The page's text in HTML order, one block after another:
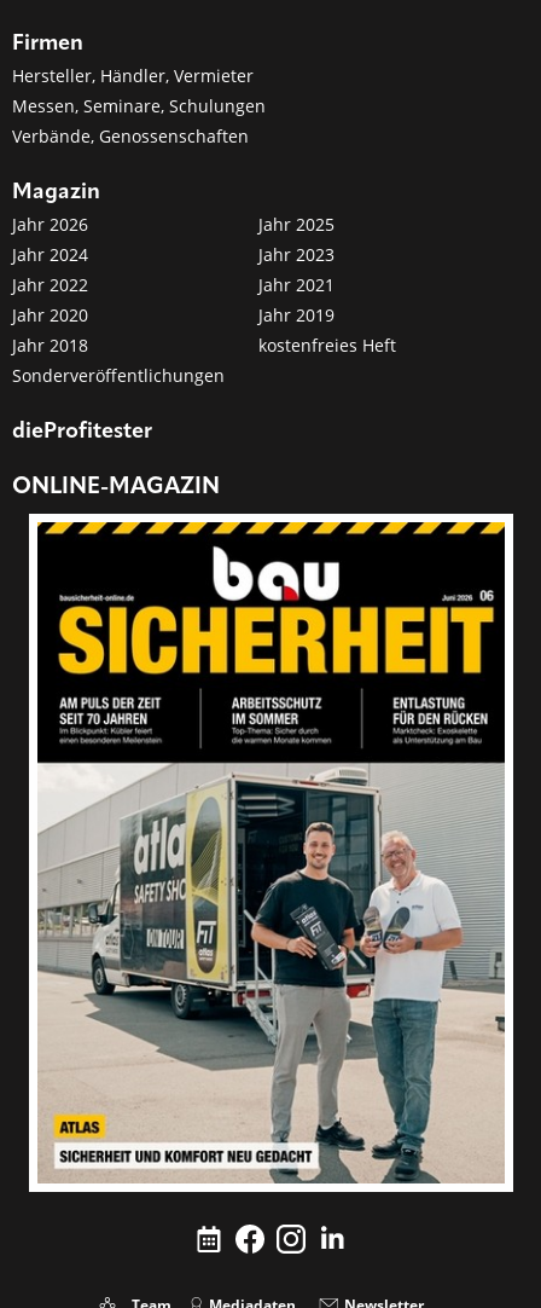
Firmen
Hersteller, Händler, Vermieter
Messen, Seminare, Schulungen
Verbände, Genossenschaften
Magazin
Jahr 2026
Jahr 2025
Jahr 2024
Jahr 2023
Jahr 2022
Jahr 2021
Jahr 2020
Jahr 2019
Jahr 2018
kostenfreies Heft
Sonderveröffentlichungen
dieProfitester
ONLINE-MAGAZIN